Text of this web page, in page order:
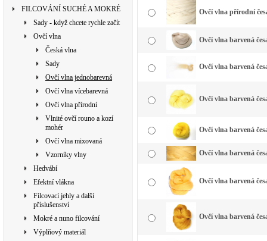
FILCOVÁNÍ SUCHÉ A MOKRÉ
Sady - když chcete rychle začít
Ovčí vlna
Česká vlna
Sady
Ovčí vlna jednobarevná
Ovčí vlna vícebarevná
Ovčí vlna přírodní
Vlnité ovčí rouno a kozí
mohér
Ovčí vlna mixovaná
Vzorníky vlny
Hedvábí
Efektní vlákna
Filcovací jehly a další
příslušenství
Mokré a nuno filcování
Výplňový materiál
Ovčí vlna přírodní
Ovčí vlna barvená
Ovčí vlna barvená
Ovčí vlna barvená
Ovčí vlna barvená
Ovčí vlna barvená
Ovčí vlna barvená
Ovčí vlna barvená